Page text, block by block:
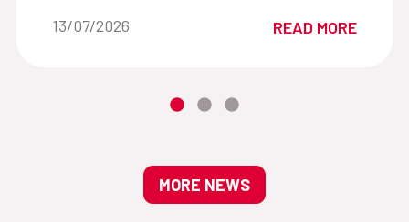
Date of the news::
13/07/2026 READ MORE
MORE NEWS